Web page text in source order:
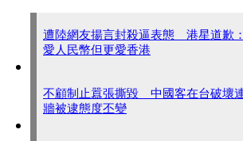
遭陸網友揚言封殺逼表態 港星道歉
愛人民幣但更愛香港
不顧制止囂張撕毀 中國客在台破壞
牆被逮態度丕變